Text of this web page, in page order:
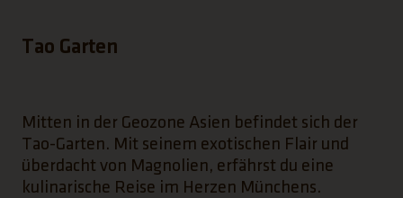
Tao Garten
Mitten in der Geozone Asien befindet sich der
Tao-Garten. Mit seinem exotischen Flair und
überdacht von Magnolien, erfährst du eine
kulinarische Reise im Herzen Münchens.